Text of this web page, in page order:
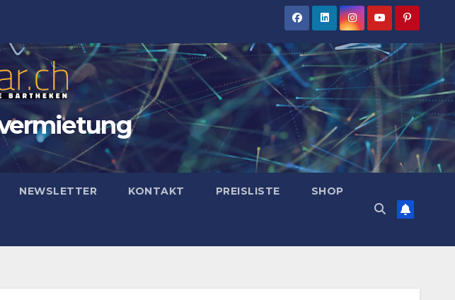
NEWSLETTER KONTAKT PREISLISTE SHOP